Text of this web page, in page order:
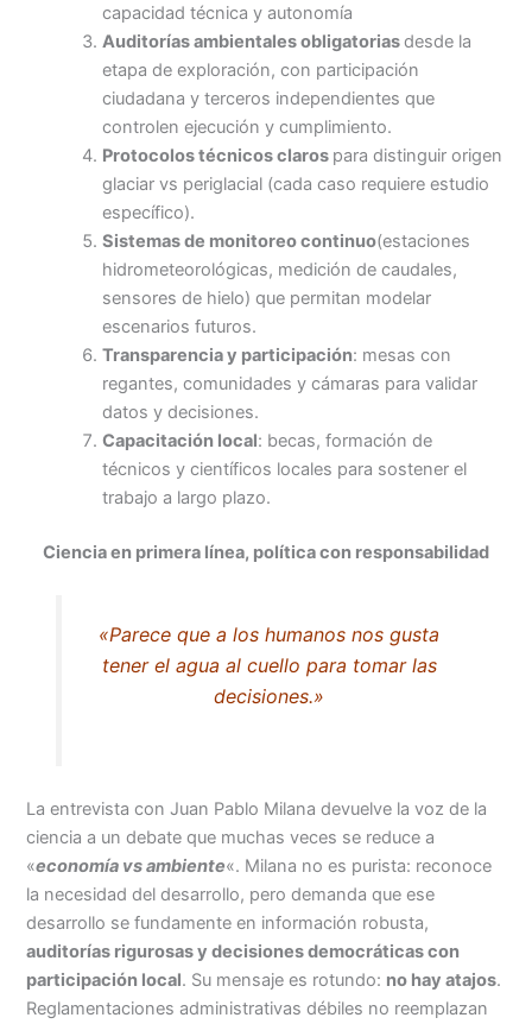
capacidad técnica y autonomía
Auditorías ambientales obligatoriasdesde la
etapa de exploración, con participación
ciudadana y terceros independientes que
controlen ejecución y cumplimiento.
Protocolos técnicos claros para distinguir origen
glaciar vs periglacial (cada caso requiere estudio
específico).
Sistemas de monitoreo continuo(estaciones
hidrometeorológicas, medición de caudales,
sensores de hielo) que permitan modelar
escenarios futuros.
Transparencia y participación: mesas con
regantes, comunidades y cámaras para validar
datos y decisiones.
Capacitación local: becas, formación de
técnicos y científicos locales para sostener el
trabajo a largo plazo.
Ciencia en primera línea, política con responsabilidad
«Parece que a los humanos nos gusta
tener el agua al cuello para tomar las
decisiones.»
La entrevista con Juan Pablo Milana devuelve la voz de la
ciencia a un debate que muchas veces se reduce a
«economía vs ambiente«. Milana no es purista: reconoce
la necesidad del desarrollo, pero demanda que ese
desarrollo se fundamente en información robusta,
auditorías rigurosas y decisiones democráticas con
participación local. Su mensaje es rotundo: no hay atajos.
Reglamentaciones administrativas débiles no reemplazan